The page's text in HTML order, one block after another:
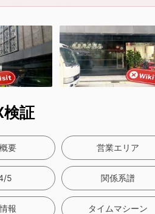
Danger
証
要 営業エリア
5 関係系譜
報 タイムマシーン